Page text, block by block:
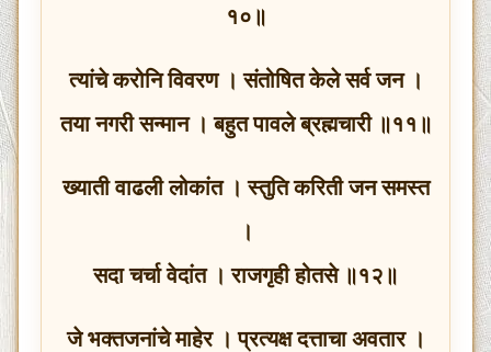
१०॥
त्यांचे करोनि विवरण । संतोषित केले सर्व जन ।
तया नगरी सन्मान । बहुत पावले ब्रह्मचारी ॥११॥
ख्याती वाढली लोकांत । स्तुति करिती जन समस्त
।
सदा चर्चा वेदांत । राजगृही होतसे ॥१२॥
जे भक्तजनांचे माहेर । प्रत्यक्ष दत्ताचा अवतार ।